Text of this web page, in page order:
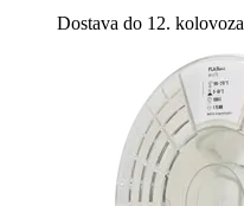
Dostava do 12. kolovoza